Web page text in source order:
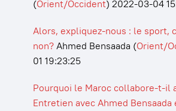
(Orient/Occident) 2022-03-04
Alors, expliquez-nous : le sport,
non?Ahmed Bensaada (Orient/
01 19:23:25
Pourquoi le Maroc collabore-t-il
Entretien avec Ahmed